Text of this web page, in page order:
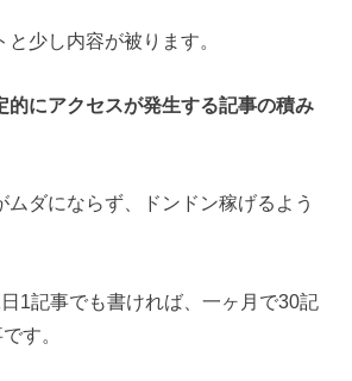
少し内容が被ります。
的にアクセスが発生する記事の積み
ムダにならず、ドンドン稼げるよう
1記事でも書ければ、一ヶ月で30記
す。